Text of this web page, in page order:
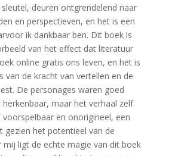
deuren ontgrendelend naar
en perspectieven, en het is een
ik dankbaar ben. Dit boek is
van het effect dat literatuur
online gratis ons leven, en het is
van de kracht van vertellen en de
De personages waren goed
herkenbaar, maar het verhaal zelf
voorspelbaar en onorigineel, een
gezien het potentieel van de
mij ligt de echte magie van dit boek